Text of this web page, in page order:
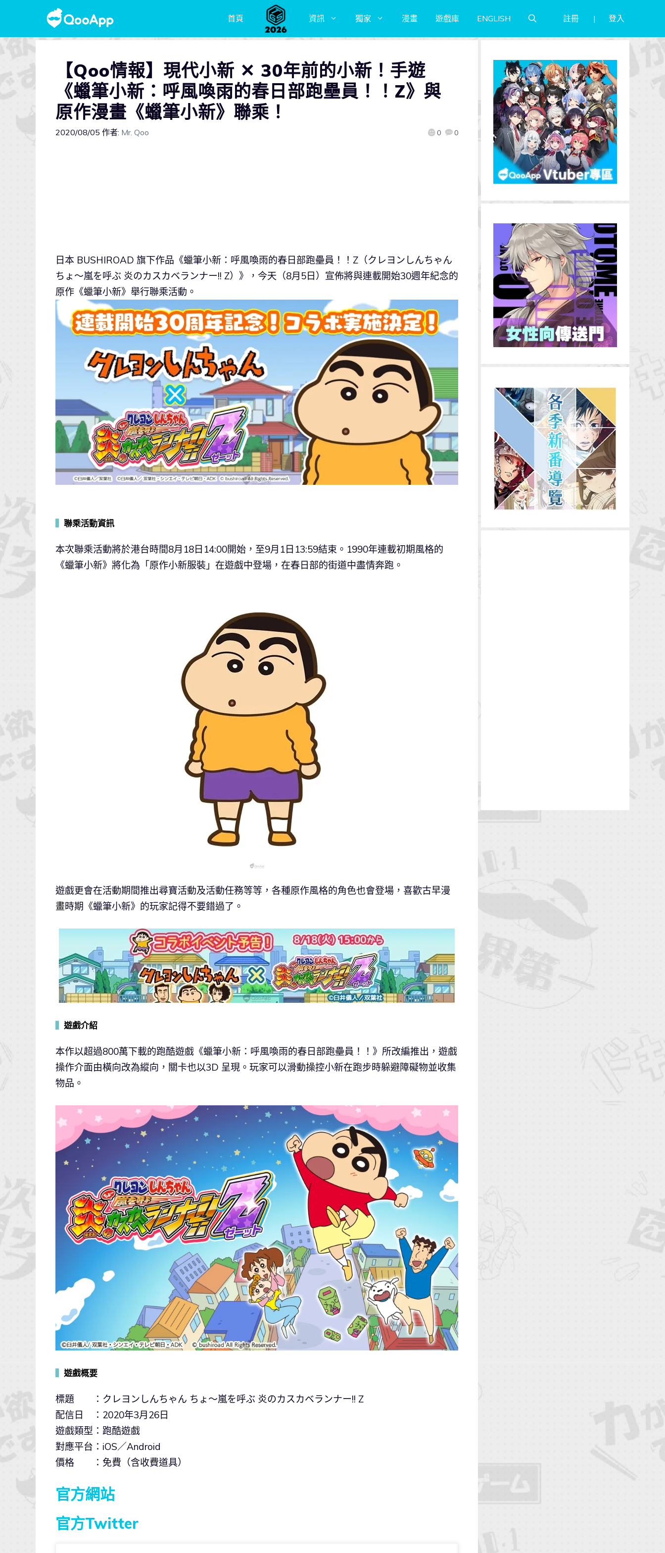
首頁 資訊 獨家 漫畫 遊戲庫 ENGLISH 註冊 登入
【Qoo情報】現代小新 ✕ 30年前的小新！手遊
《蠟筆小新：呼風喚雨的春日部跑壘員！！Z》與
原作漫畫《蠟筆小新》聯乘！
2020/08/05 作者: Mr. Qoo 0 0
日本 BUSHIROAD 旗下作品《蠟筆小新：呼風喚雨的春日部跑壘員！！Z（クレヨンしんちゃん
ちょ～嵐を呼ぶ 炎のカスカベランナー!! Z）》，今天（8月5日）宣佈將與連載開始30週年紀念的
原作《蠟筆小新》舉行聯乘活動。
聯乘活動資訊
本次聯乘活動將於港台時間8月18日14:00開始，至9月1日13:59結束。1990年連載初期風格的
《蠟筆小新》將化為「原作小新服裝」在遊戲中登場，在春日部的街道中盡情奔跑。
遊戲更會在活動期間推出尋寶活動及活動任務等等，各種原作風格的角色也會登場，喜歡古早漫
畫時期《蠟筆小新》的玩家記得不要錯過了。
遊戲介紹
本作以超過800萬下載的跑酷遊戲《蠟筆小新：呼風喚雨的春日部跑壘員！！》所改編推出，遊戲
操作介面由橫向改為縱向，關卡也以3D 呈現。玩家可以滑動操控小新在跑步時躲避障礙物並收集
物品。
遊戲概要
標題 ：クレヨンしんちゃん ちょ～嵐を呼ぶ 炎のカスカベランナー!! Z
配信日 ：2020年3月26日
遊戲類型：跑酷遊戲
對應平台：iOS／Android
價格 ：免費（含收費道具）
官方網站
官方Twitter